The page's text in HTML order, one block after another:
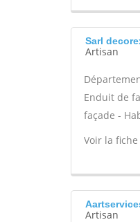
Sarl
Artisan
Enduit de
façade -
Voir la
Artisan